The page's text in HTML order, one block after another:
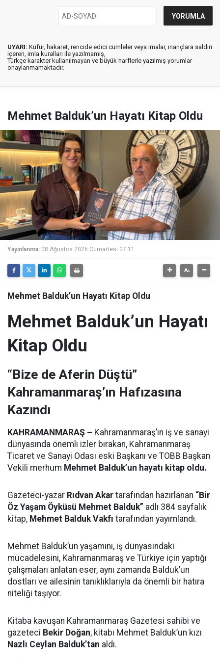
UYARI: Küfür, hakaret, rencide edici cümleler veya imalar, inançlara saldırı
içeren, imla kuralları ile yazılmamış,
Türkçe karakter kullanılmayan ve büyük harflerle yazılmış yorumlar
onaylanmamaktadır.
Mehmet Balduk’un Hayatı Kitap Oldu
Yayınlanma: 08 Ağustos 2026 Cumartesi 07:11
Mehmet Balduk’un Hayatı Kitap Oldu
Mehmet Balduk’un Hayatı
Kitap Oldu
“Bize de Aferin Düştü”
Kahramanmaraş’ın Hafızasına
Kazındı
KAHRAMANMARAŞ – Kahramanmaraş’ın iş ve sanayi
dünyasında önemli izler bırakan, Kahramanmaraş
Ticaret ve Sanayi Odası eski Başkanı ve TOBB Başkan
Vekili merhum Mehmet Balduk’un hayatı kitap oldu.
Gazeteci-yazar Rıdvan Akar tarafından hazırlanan “Bir
Öz Yaşam Öyküsü Mehmet Balduk” adlı 384 sayfalık
kitap, Mehmet Balduk Vakfı tarafından yayımlandı.
Mehmet Balduk’un yaşamını, iş dünyasındaki
mücadelesini, Kahramanmaraş ve Türkiye için yaptığı
çalışmaları anlatan eser, aynı zamanda Balduk’un
dostları ve ailesinin tanıklıklarıyla da önemli bir hatıra
niteliği taşıyor.
Kitaba kavuşan Kahramanmaraş Gazetesi sahibi ve
gazeteci Bekir Doğan, kitabı Mehmet Balduk’un kızı
Nazlı Ceylan Balduk’tan aldı.